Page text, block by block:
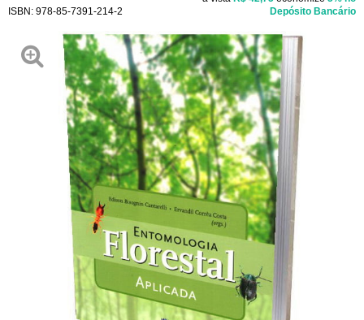
ISBN: 978-85-7391-214-2
Depósito Bancário